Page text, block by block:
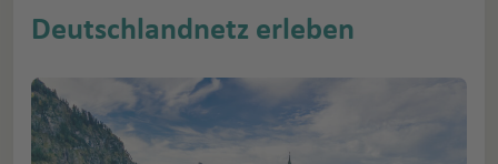
Deutschlandnetz erleben